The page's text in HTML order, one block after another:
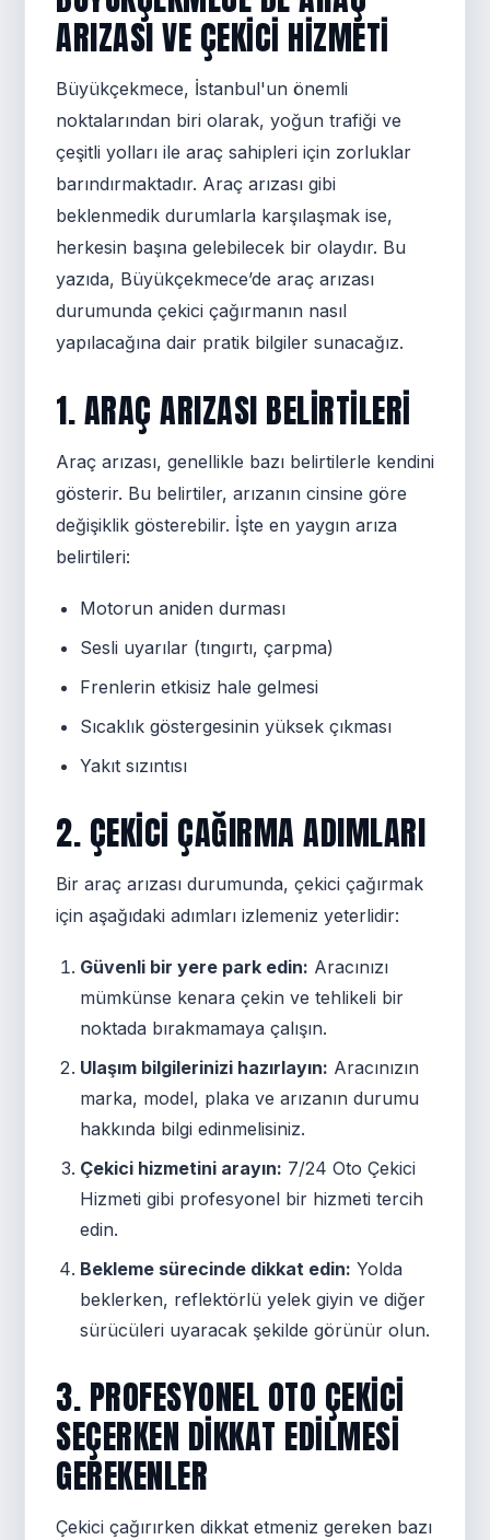
ARIZASI VE ÇEKICI HIZMETI
Büyükçekmece, İstanbul'un önemli
noktalarından biri olarak, yoğun trafiği ve
çeşitli yolları ile araç sahipleri için zorluklar
barındırmaktadır. Araç arızası gibi
beklenmedik durumlarla karşılaşmak ise,
herkesin başına gelebilecek bir olaydır. Bu
yazıda, Büyükçekmece’de araç arızası
durumunda çekici çağırmanın nasıl
yapılacağına dair pratik bilgiler sunacağız.
1. ARAÇ ARIZASI BELIRTILERI
Araç arızası, genellikle bazı belirtilerle kendini
gösterir. Bu belirtiler, arızanın cinsine göre
değişiklik gösterebilir. İşte en yaygın arıza
belirtileri:
Motorun aniden durması
Sesli uyarılar (tıngırtı, çarpma)
Frenlerin etkisiz hale gelmesi
Sıcaklık göstergesinin yüksek çıkması
Yakıt sızıntısı
2. ÇEKICI ÇAĞIRMA ADIMLARI
Bir araç arızası durumunda, çekici çağırmak
için aşağıdaki adımları izlemeniz yeterlidir:
Güvenli bir yere park edin: Aracınızı
mümkünse kenara çekin ve tehlikeli bir
noktada bırakmamaya çalışın.
Ulaşım bilgilerinizi hazırlayın: Aracınızın
marka, model, plaka ve arızanın durumu
hakkında bilgi edinmelisiniz.
Çekici hizmetini arayın: 7/24 Oto Çekici
Hizmeti gibi profesyonel bir hizmeti tercih
edin.
Bekleme sürecinde dikkat edin: Yolda
beklerken, reflektörlü yelek giyin ve diğer
sürücüleri uyaracak şekilde görünür olun.
3. PROFESYONEL OTO ÇEKICI
SEÇERKEN DIKKAT EDILMESI
GEREKENLER
Çekici çağırırken dikkat etmeniz gereken bazı